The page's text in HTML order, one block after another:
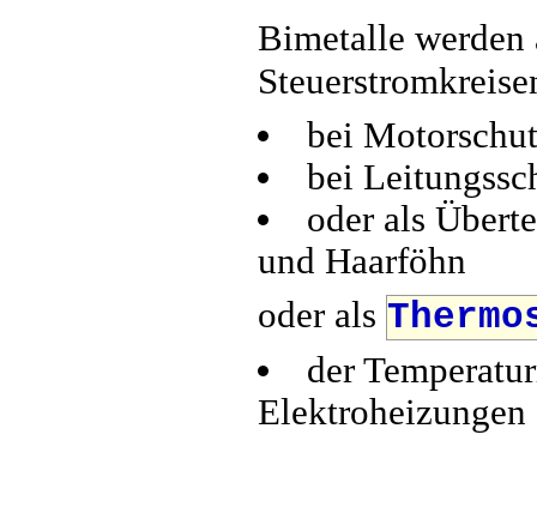
Bimetalle werden
bei
bei
oder als
und Haarföhn
oder als
der
Elektroheizungen